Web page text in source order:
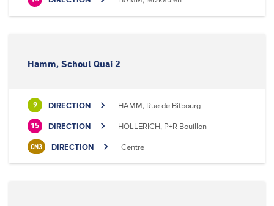
Hamm, Schoul Quai 2
9 DIRECTION HAMM, Rue de Bitbourg
15 DIRECTION HOLLERICH, P+R Bouillon
CN3 DIRECTION Centre